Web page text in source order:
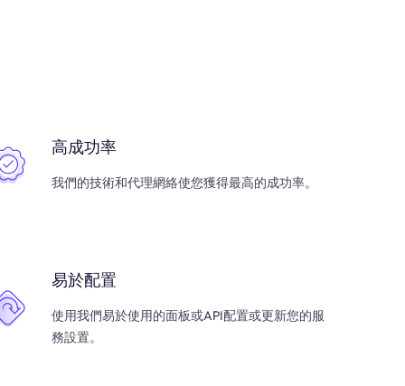
高成功率
我們的技術和代理網絡使您獲得最高的成功率。
易於配置
使用我們易於使用的面板或API配置或更新您的服
務設置。